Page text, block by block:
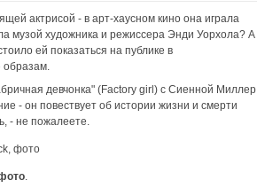
актрисой - в арт-хаусном кино она играла
музой художника и режиссера Энди Уорхола? А
ей показаться на публике в
образам.
девчонка" (Factory girl) с Сиенной Миллер
- он повествует об истории жизни и смерти
- не пожалеете.
.